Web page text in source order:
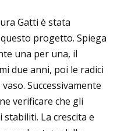
Gatti è stata
progetto. Spiega
una per una, il
due anni, poi le radici
Successivamente
verificare che gli
La crescita e